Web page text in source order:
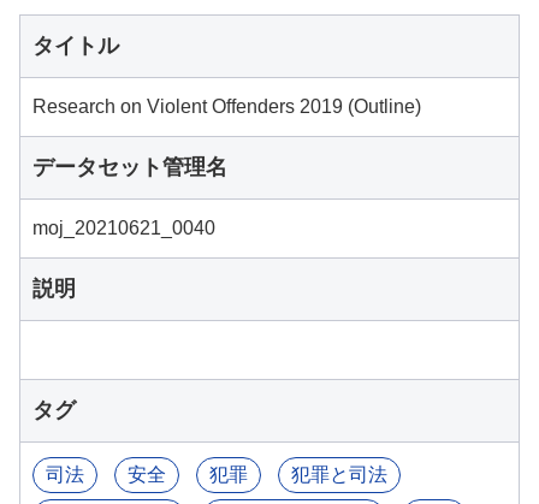
タイトル
Research on Violent Offenders 2019 (Outline)
データセット管理名
moj_20210621_0040
説明
タグ
司法 安全 犯罪 犯罪と司法